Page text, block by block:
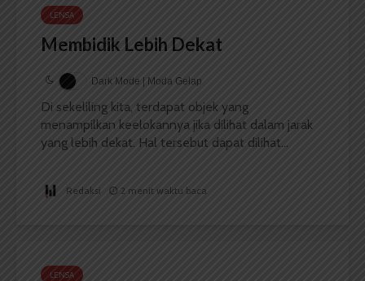
LENSA
Membidik Lebih Dekat
Dark Mode | Moda Gelap
Di sekeliling kita, terdapat objek yang
menampilkan keelokannya jika dilihat dalam jarak
yang lebih dekat. Hal tersebut dapat dilihat...
Redaksi 2 menit waktu baca
LENSA